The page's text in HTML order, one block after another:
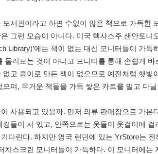
서관이라고 하면 수없이 많은 책으로 가득한
그런 모습이 아니다. 미국 텍사스주 샌안토니
Library)’에는 책이 없는 대신 모니터들이 가득
둘러보는 것이 아니고 모니터를 통해 손쉽게 바
고 종이로 만든 책이 없으므로 예전처럼 햇빛
며, 무거운 책들을 가득 쌓은 카트를 밀고 다
사용되고 있을까. 먼저 의류 판매장으로 가본
들이 서 있고, 안쪽으로는 옷들이 옷걸이에 걸
다린다. 하지만 영국 런던에 있는 YrStore는 전
치스크린 모니터들이 가득하다. 이 모니터에는